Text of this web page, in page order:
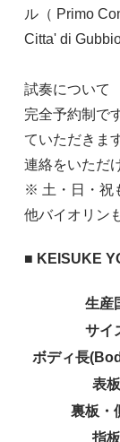
ル（ Primo
Citta' di
試奏について
完全予約制で
ていただきま
連絡をいただ
※ 土・日・祝
他バイオリン
■ KEISUKE
生産
サイ
ボディ長
表板
裏板・
指板